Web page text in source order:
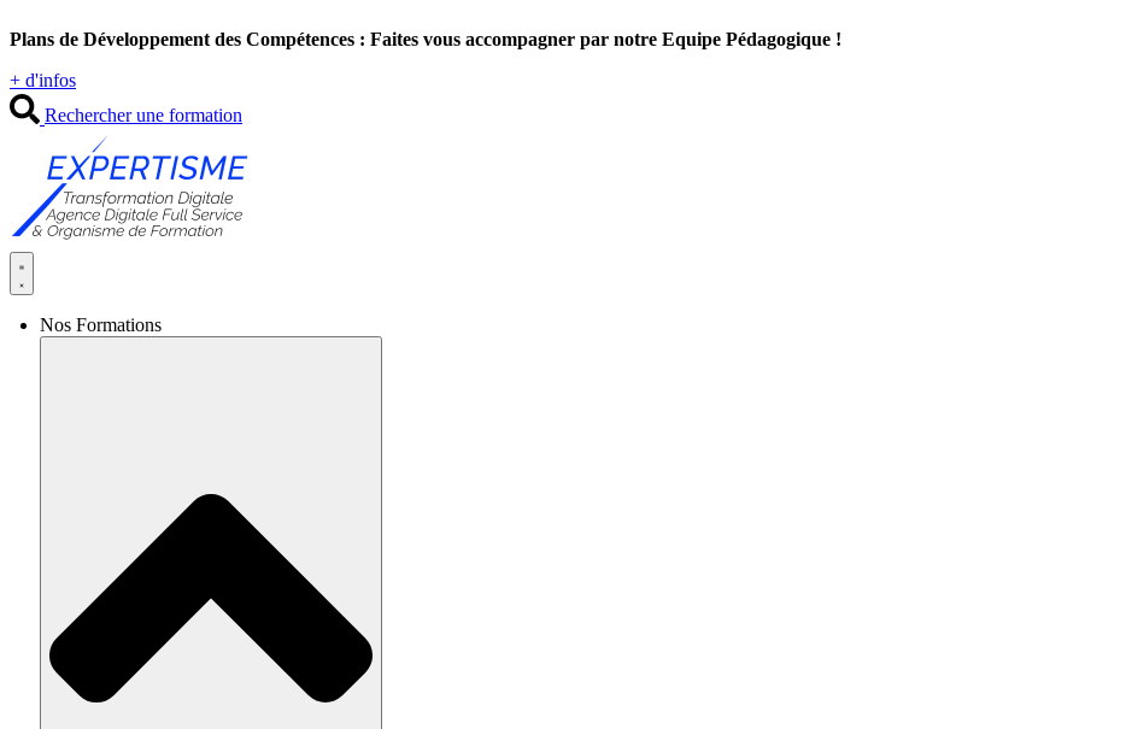
au
Plans de Développement des Compétences : Faites vous accompagner par notre Equipe Pédagogique !
+ d'infos
Rechercher une formation
Nos Formations